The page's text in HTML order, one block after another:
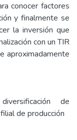
conocer factores
y finalmente se
la inversión que
con un TIR
aproximadamente
de
de producción